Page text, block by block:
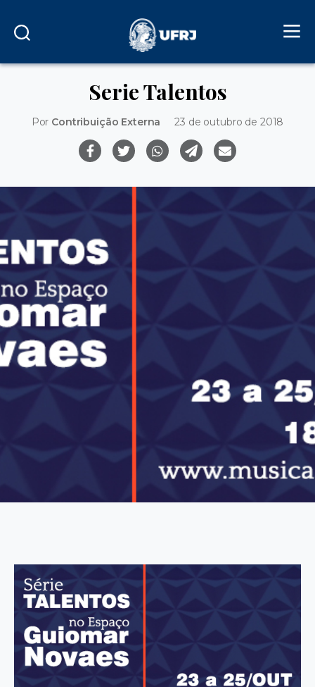
Serie Talentos
Por Contribuição Externa 23 de outubro de 2018